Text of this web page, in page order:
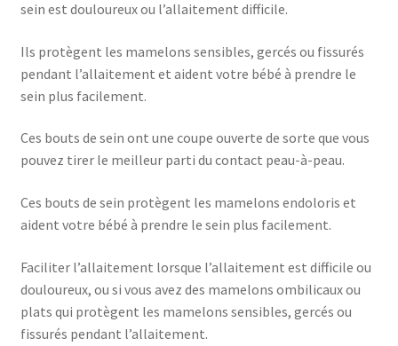
sein est douloureux ou l’allaitement difficile.
Ils protègent les mamelons sensibles, gercés ou fissurés
pendant l’allaitement et aident votre bébé à prendre le
sein plus facilement.
Ces bouts de sein ont une coupe ouverte de sorte que vous
pouvez tirer le meilleur parti du contact peau-à-peau.
Ces bouts de sein protègent les mamelons endoloris et
aident votre bébé à prendre le sein plus facilement.
Faciliter l’allaitement lorsque l’allaitement est difficile ou
douloureux, ou si vous avez des mamelons ombilicaux ou
plats qui protègent les mamelons sensibles, gercés ou
fissurés pendant l’allaitement.